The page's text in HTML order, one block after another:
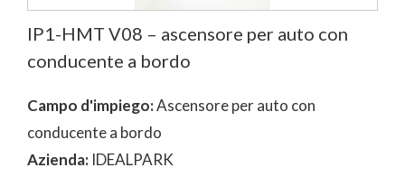
IP1-HMT V08 – ascensore per auto con
conducente a bordo
Campo d'impiego:Ascensore per auto con
conducente a bordo
Azienda: IDEALPARK